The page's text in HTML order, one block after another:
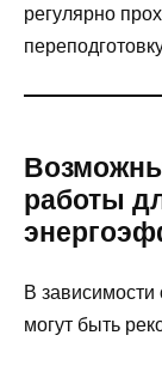
регулярно
работы
В зависимости
могут быть